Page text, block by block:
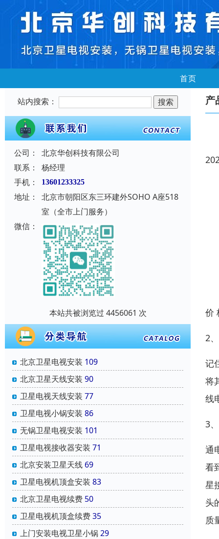
首页
站内搜索：
公司：
北京华创科技有限公司
联系：
杨经理
手机：
13601233325
地址：
北京市朝阳区东三环建外SOHO A座518
室（全市上门服务）
微信：
本站共被浏览过 4456061 次
北京卫星电视安装 109
北京卫星天线安装 90
卫星电视天线安装 77
卫星电视小锅安装 86
无锅卫星电视安装 101
卫星电视接收器安装 71
北京安装卫星天线 69
卫星电视机顶盒安装 83
北京卫星电视续费 50
卫星电视机顶盒续费35
上门安装电视卫星小锅 29
产
价
2
记
将
线
3
通
看
星
头
质